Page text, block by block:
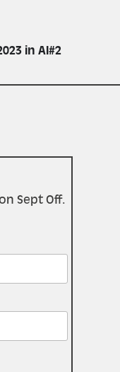
in AI#2
Sept Off.